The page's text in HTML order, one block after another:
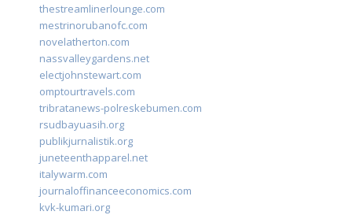
thestreamlinerlounge.com
mestrinorubanofc.com
novelatherton.com
nassvalleygardens.net
electjohnstewart.com
omptourtravels.com
tribratanews-polreskebumen.com
rsudbayuasih.org
publikjurnalistik.org
juneteenthapparel.net
italywarm.com
journaloffinanceeconomics.com
kvk-kumari.org